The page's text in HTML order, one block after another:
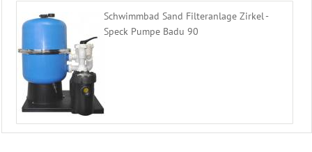
Schwimmbad Sand Filteranlage Zirkel -
Speck Pumpe Badu 90